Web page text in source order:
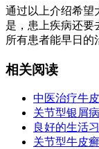
通过以上介绍希望
是，患上疾病还要
所有患者能早日的
相关阅读
中医治疗牛
关节型银屑
良好的生活
关节型牛皮